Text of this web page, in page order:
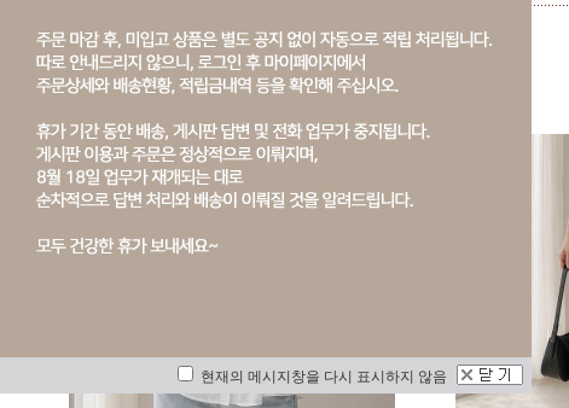
현재의 메시지창을 다시 표시하지 않음